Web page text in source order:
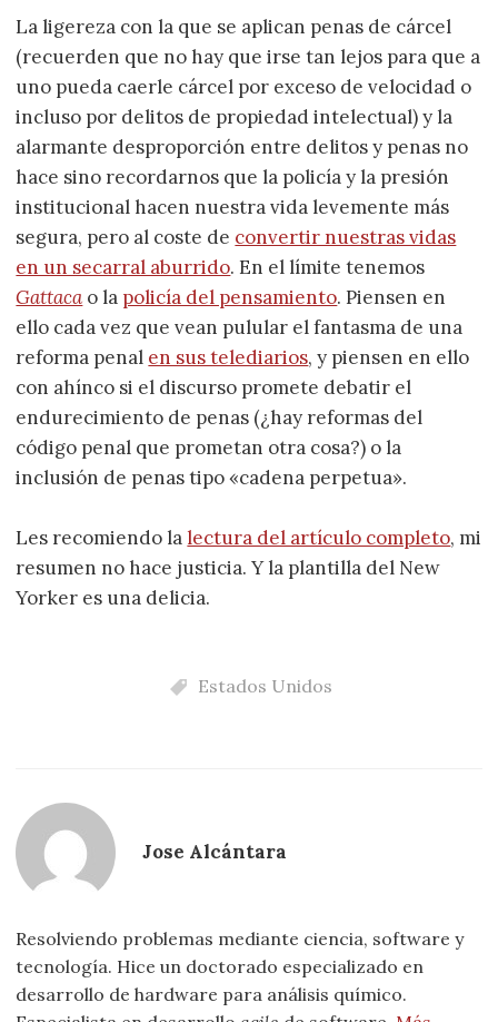
La ligereza con la que se aplican penas de cárcel
(recuerden que no hay que irse tan lejos para que a
uno pueda caerle cárcel por exceso de velocidad o
incluso por delitos de propiedad intelectual) y la
alarmante desproporción entre delitos y penas no
hace sino recordarnos que la policía y la presión
institucional hacen nuestra vida levemente más
segura, pero al coste de convertir nuestras vidas
en un secarral aburrido. En el límite tenemos
Gattaca o la policía del pensamiento. Piensen en
ello cada vez que vean pulular el fantasma de una
reforma penal en sus telediarios, y piensen en ello
con ahínco si el discurso promete debatir el
endurecimiento de penas (¿hay reformas del
código penal que prometan otra cosa?) o la
inclusión de penas tipo «cadena perpetua».
Les recomiendo lalectura del artículo completo, mi
resumen no hace justicia. Y la plantilla del New
Yorker es una delicia.
Estados Unidos
Jose Alcántara
Resolviendo problemas mediante ciencia, software y
tecnología. Hice un doctorado especializado en
desarrollo de hardware para análisis químico.